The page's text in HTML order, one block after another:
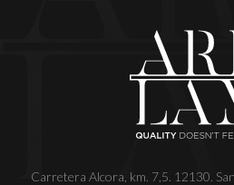
Carretera Alcora, km. 7,5. 12130.